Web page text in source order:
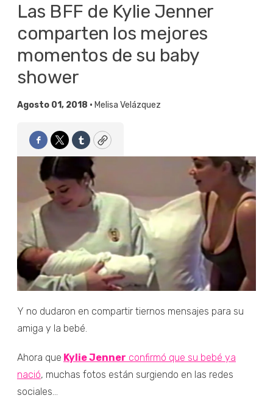
Las BFF de Kylie Jenner
comparten los mejores
momentos de su baby
shower
Agosto 01, 2018 • Melisa Velázquez
Facebook
TwitterTumblrCopy
Y no dudaron en compartir tiernos mensajes para su
amiga y la bebé.
Ahora que Kylie Jenner confirmó que su bebé ya
nació, muchas fotos están surgiendo en las redes
sociales...